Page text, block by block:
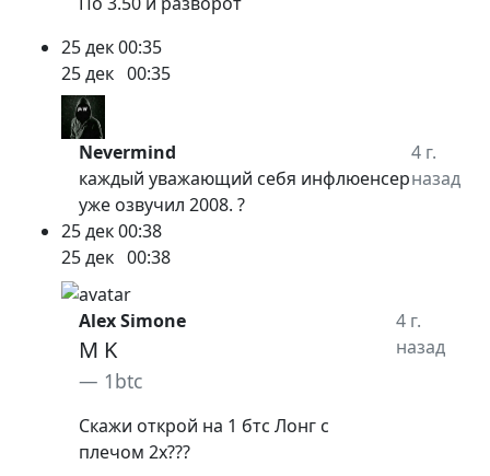
25 дек00:35
25 дек 00:35
Nevermind
каждый уважающий себя инфлюенсер
уже озвучил 2008. ?
4 г.
назад
25 дек00:38
25 дек 00:38
Alex Simone
M K
1btc
Скажи открой на 1 бтс Лонг с
плечом 2х???
4 г.
назад